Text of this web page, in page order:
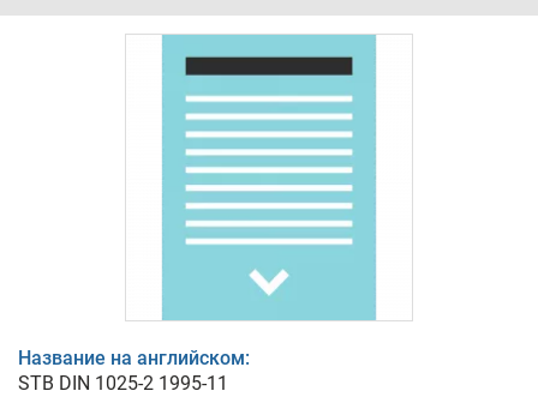
Название на английском:
STB DIN 1025-2 1995-11